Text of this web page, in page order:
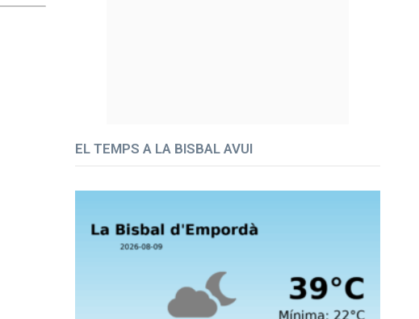
EL TEMPS A LA BISBAL AVUI